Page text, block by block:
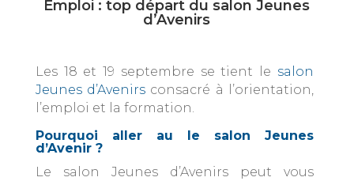
Emploi : top départ du salon Jeunes
d’Avenirs
Les 18 et 19 septembre se tient le salon
Jeunes d’Avenirs consacré à l’orientation,
l’emploi et la formation.
Pourquoi aller au le salon Jeunes
d’Avenir ?
Le salon Jeunes d’Avenirs peut vous